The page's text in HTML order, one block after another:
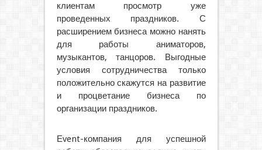
клиентам просмотр уже
проведенных праздников. С
расширением бизнеса можно нанять
для работы аниматоров,
музыкантов, танцоров. Выгодные
условия сотрудничества только
положительно скажутся на развитие
и процветание бизнеса по
организации праздников.
Еvent-компания для успешной